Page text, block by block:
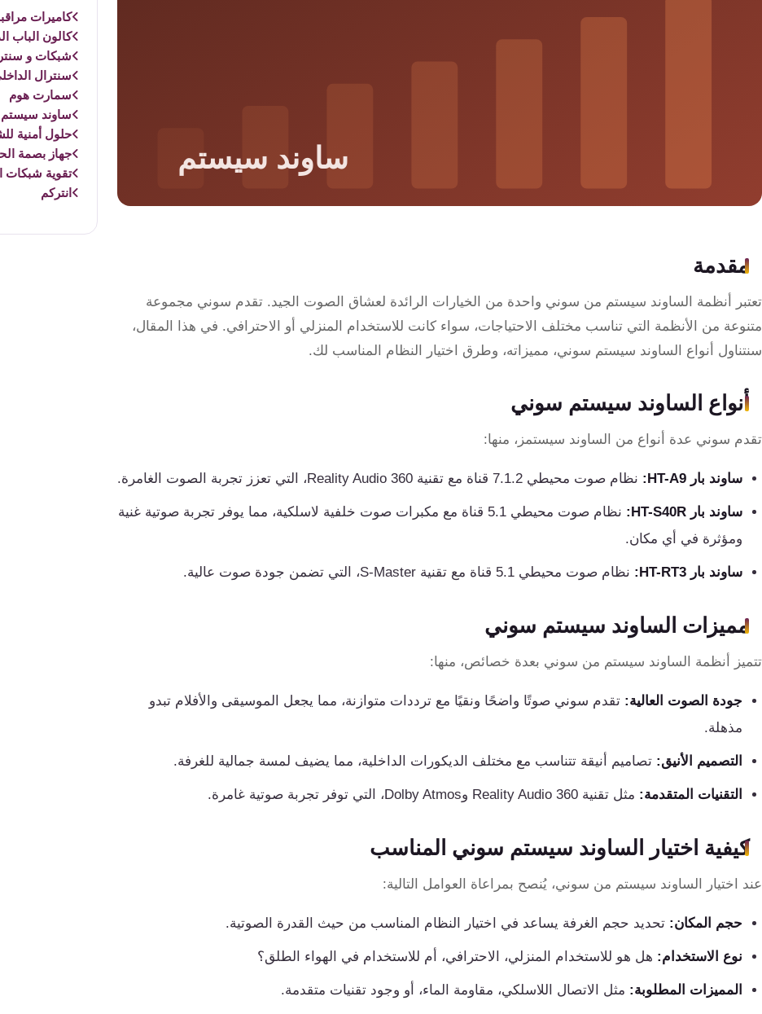
مقدمة
تعتبر أنظمة الساوند سيستم من سوني واحدة من الخيارات الرائدة لعشاق الصوت الجيد. تقدم سوني مجموعة
متنوعة من الأنظمة التي تناسب مختلف الاحتياجات، سواء كانت للاستخدام المنزلي أو الاحترافي. في هذا المقال،
سنتناول أنواع الساوند سيستم سوني، مميزاته، وطرق اختيار النظام المناسب لك.
أنواع الساوند سيستم سوني
تقدم سوني عدة أنواع من الساوند سيستمز، منها:
ساوند بار HT-A9: نظام صوت محيطي 7.1.2 قناة مع تقنية 360 Reality Audio، التي تعزز تجربة الصوت الغامرة.
ساوند بار HT-S40R:
نظام صوت محيطي 5.1 قناة مع مكبرات صوت خلفية لاسلكية، مما يوفر تجربة صوتية غنية
ومؤثرة في أي مكان.
ساوند بار HT-RT3: نظام صوت محيطي 5.1 قناة مع تقنية S-Master، التي تضمن جودة صوت عالية.
مميزات الساوند سيستم سوني
تتميز أنظمة الساوند سيستم من سوني بعدة خصائص، منها:
جودة الصوت العالية: تقدم سوني صوتًا واضحًا ونقيًا مع ترددات متوازنة، مما يجعل الموسيقى والأفلام تبدو
مذهلة.
التصميم الأنيق: تصاميم أنيقة تتناسب مع مختلف الديكورات الداخلية، مما يضيف لمسة جمالية للغرفة.
التقنيات المتقدمة: مثل تقنية 360 Reality Audio وDolby Atmos، التي توفر تجربة صوتية غامرة.
كيفية اختيار الساوند سيستم سوني المناسب
عند اختيار الساوند سيستم من سوني، يُنصح بمراعاة العوامل التالية:
حجم المكان: تحديد حجم الغرفة يساعد في اختيار النظام المناسب من حيث القدرة الصوتية.
نوع الاستخدام: هل هو للاستخدام المنزلي، الاحترافي، أم للاستخدام في الهواء الطلق؟
المميزات المطلوبة: مثل الاتصال اللاسلكي، مقاومة الماء، أو وجود تقنيات متقدمة.
كاميرات
كالون الباب
شبكات و
سنترال
سمارت هوم
ساوند سيستم
حلول أمنية
جهاز بصمة
تقوية شبكات
انتركم
للشركات
والمصانع
جهاز
الحضور
والانصراف
شبكات
المحمول
والانترنت
انتركم
أنظمة
السرقة
أنظمة
الحريق
أكسيس